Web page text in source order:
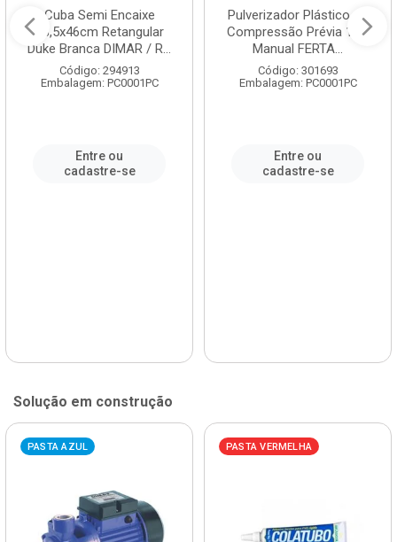
Cuba Semi Encaixe
58,5x46cm Retangular
Duke Branca DIMAR / R...
Código: 294913
Embalagem: PC0001PC
Entre ou
cadastre-se
Pulverizador Plástico de
Compressão Prévia 1,5L
Manual FERTA...
Código: 301693
Embalagem: PC0001PC
Entre ou
cadastre-se
Solução em construção
PASTA AZUL PASTA VERMELHA